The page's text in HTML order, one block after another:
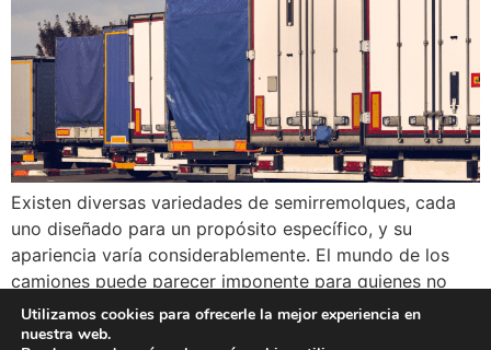
Existen diversas variedades de semirremolques, cada
uno diseñado para un propósito específico, y su
apariencia varía considerablemente. El mundo de los
camiones puede parecer imponente para quienes no
están familiarizados con él. Antes de adentrarse en la
mecánica, es fundamental diferenciar los distintos tipos
Utilizamos cookies para ofrecerle la mejor experiencia en
nuestra web.